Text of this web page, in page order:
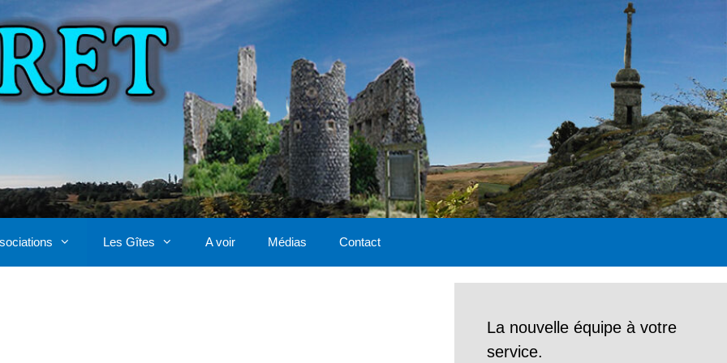
Les Gîtes A voir Médias Contact
La nouvelle équipe à votre
service.